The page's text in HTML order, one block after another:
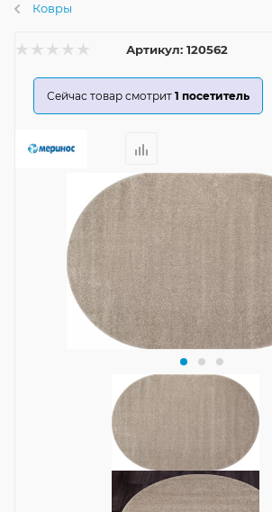
Ковры
Артикул: 120562
Сейчас товар смотрит 1 посетитель